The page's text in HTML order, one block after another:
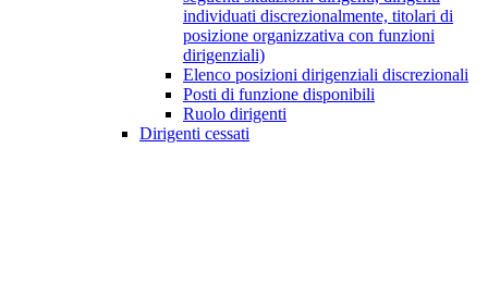
individuati discrezionalmente, titolari di
posizione organizzativa con funzioni
dirigenziali)
Elenco posizioni dirigenziali discrezionali
Posti di funzione disponibili
Ruolo dirigenti
Dirigenti cessati